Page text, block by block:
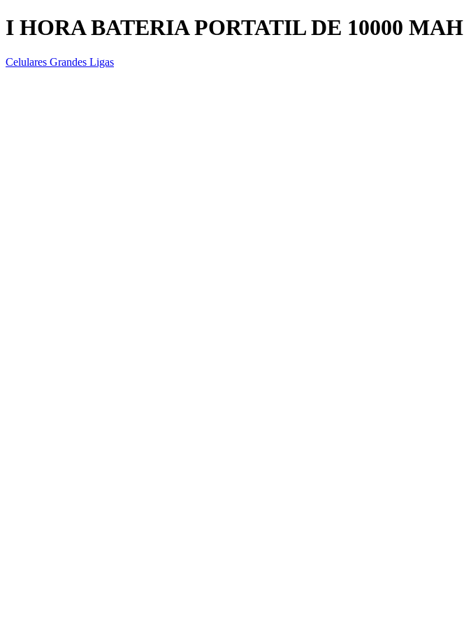
I HORA BATERIA PORTATIL DE 10000 MAH
Celulares Grandes Ligas